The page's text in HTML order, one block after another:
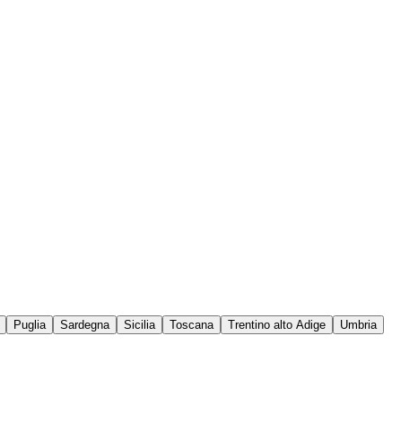
Puglia Sardegna Sicilia Toscana Trentino alto Adige
Umbria